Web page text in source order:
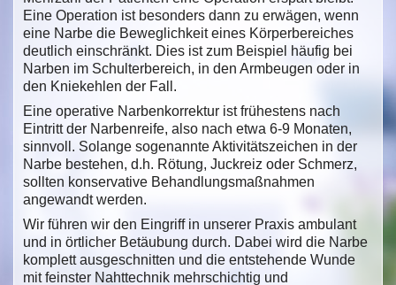
Eine Operation ist besonders dann zu erwägen, wenn
eine Narbe die Beweglichkeit eines Körperbereiches
deutlich einschränkt. Dies ist zum Beispiel häufig bei
Narben im Schulterbereich, in den Armbeugen oder in
den Kniekehlen der Fall.
Eine operative Narbenkorrektur ist frühestens nach
Eintritt der Narbenreife, also nach etwa 6-9 Monaten,
sinnvoll. Solange sogenannte Aktivitätszeichen in der
Narbe bestehen, d.h. Rötung, Juckreiz oder Schmerz,
sollten konservative Behandlungsmaßnahmen
angewandt werden.
Wir führen wir den Eingriff in unserer Praxis ambulant
und in örtlicher Betäubung durch. Dabei wird die Narbe
komplett ausgeschnitten und die entstehende Wunde
mit feinster Nahttechnik mehrschichtig und